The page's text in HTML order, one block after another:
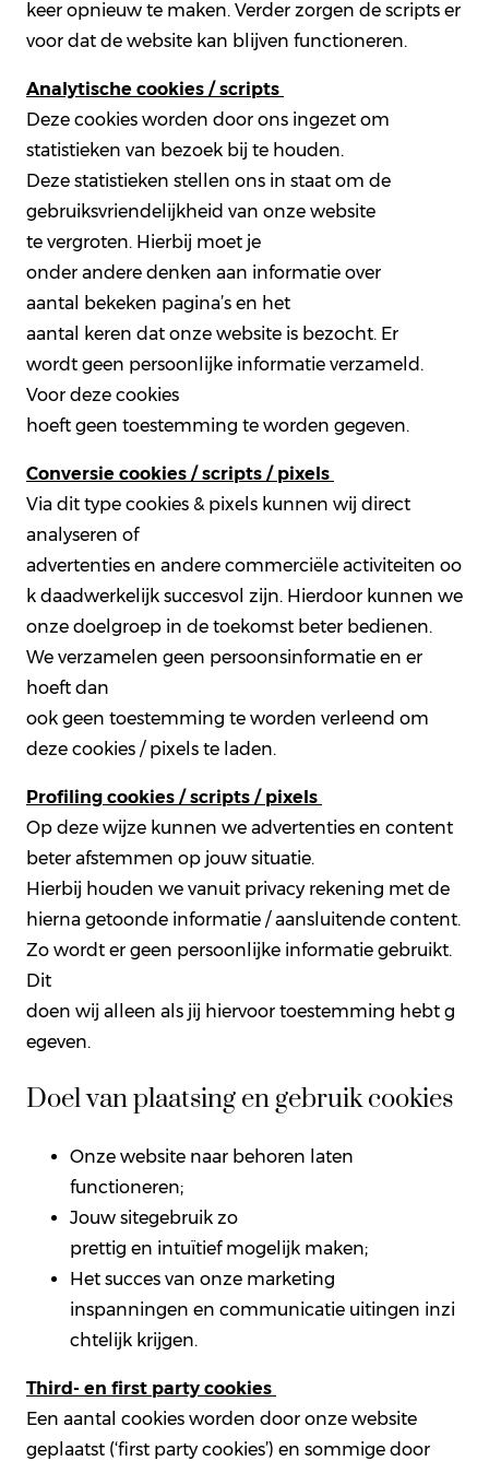
keer opnieuw te maken. Verder zorgen de scripts er
voor dat de website kan blijven functioneren.
Analytische cookies / scripts
Deze cookies worden door ons ingezet om
statistieken van bezoek bij te houden.
Deze statistieken stellen ons in staat om de
gebruiksvriendelijkheid van onze website
te vergroten. Hierbij moet je
onder andere denken aan informatie over
aantal bekeken pagina’s en het
aantal keren dat onze website is bezocht. Er
wordt geen persoonlijke informatie verzameld.
Voor deze cookies
hoeft geen toestemming te worden gegeven.
Conversie cookies / scripts / pixels
Via dit type cookies & pixels kunnen wij direct
analyseren of
advertenties en andere commerciële activiteiten oo
k daadwerkelijk succesvol zijn. Hierdoor kunnen we
onze doelgroep in de toekomst beter bedienen.
We verzamelen geen persoonsinformatie en er
hoeft dan
ook geen toestemming te worden verleend om
deze cookies / pixels te laden.
Profiling cookies / scripts / pixels
Op deze wijze kunnen we advertenties en content
beter afstemmen op jouw situatie.
Hierbij houden we vanuit privacy rekening met de
hierna getoonde informatie / aansluitende content.
Zo wordt er geen persoonlijke informatie gebruikt.
Dit
doen wij alleen als jij hiervoor toestemming hebt g
egeven.
Doel van plaatsing en gebruik cookies
Onze website naar behoren laten
functioneren;
Jouw sitegebruik zo
prettig en intuïtief mogelijk maken;
Het succes van onze marketing
inspanningen en communicatie uitingen inzi
chtelijk krijgen.
Third- en first party cookies
Een aantal cookies worden door onze website
geplaatst (‘first party cookies’) en sommige door